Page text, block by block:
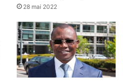
28 mai 2022